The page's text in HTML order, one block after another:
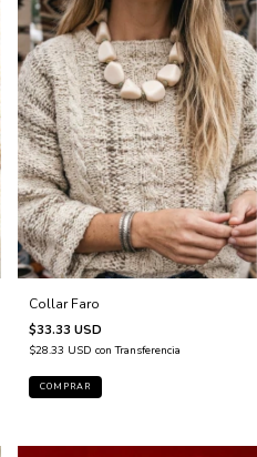
Collar Faro
$33.33 USD
$28.33 USD con Transferencia